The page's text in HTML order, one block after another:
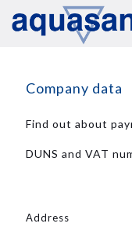
Company data
Find out about
DUNS and VAT
Address